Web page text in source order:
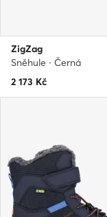
ZigZag
Sněhule · Černá
2 173 Kč